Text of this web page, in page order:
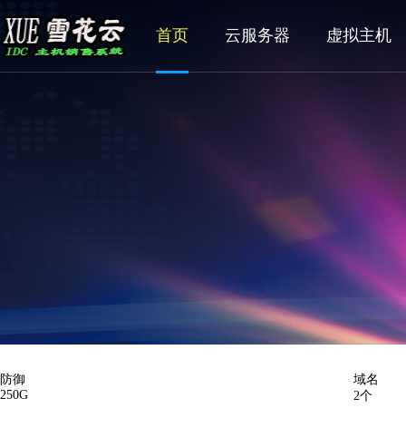
首页 云服务器 虚拟主机
防御
250G
域名
2个